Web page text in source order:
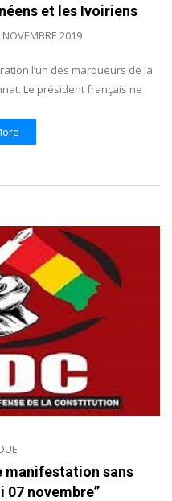
et les Ivoiriens
NOVEMBRE 2019
l’un des marqueurs de la
Le président français ne
manifestation sans
07 novembre”